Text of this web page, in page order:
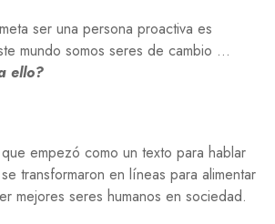
ser una persona proactiva es
mundo somos seres de cambio …
ello?
empezó como un texto para hablar
transformaron en líneas para alimentar
mejores seres humanos en sociedad.